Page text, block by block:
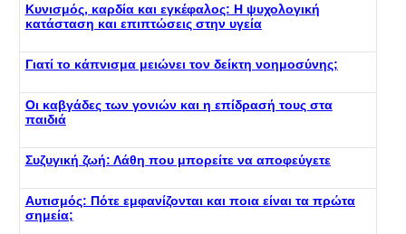
Κυνισμός, καρδία και εγκέφαλος: Η ψυχολογική
κατάσταση και επιπτώσεις στην υγεία
Γιατί το κάπνισμα μειώνει τον δείκτη νοημοσύνης;
Οι καβγάδες των γονιών και η επίδρασή τους στα
παιδιά
Συζυγική ζωή: Λάθη που μπορείτε να αποφεύγετε
Αυτισμός: Πότε εμφανίζονται και ποια είναι τα πρώτα
σημεία;